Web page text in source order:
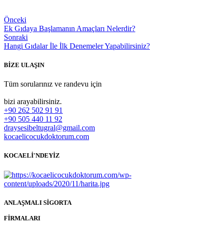
Önceki
Ek Gıdaya Başlamanın Amaçları Nelerdir?
Sonraki
Hangi Gıdalar İle İlk Denemeler Yapabilirsiniz?
BİZE ULAŞIN
Tüm sorularınız ve randevu için
bizi arayabilirsiniz.
+90 262 502 91 91
+90 505 440 11 92
draysesibeltugral@gmail.com
kocaelicocukdoktorum.com
KOCAELİ'NDEYİZ
ANLAŞMALI SİGORTA
FİRMALARI